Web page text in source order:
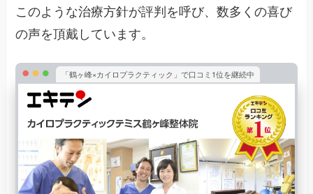
このような治療方針が評判を呼び、数多くの喜び
の声を頂戴しています。
「鶴ヶ峰×カイロプラクティック」で口コミ1位を継続中